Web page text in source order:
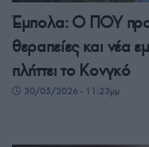
Έμπολα: Ο ΠΟΥ
θεραπείες και νέα
πλήττει το Κονγκό
30/05/2026 - 11:23μμ